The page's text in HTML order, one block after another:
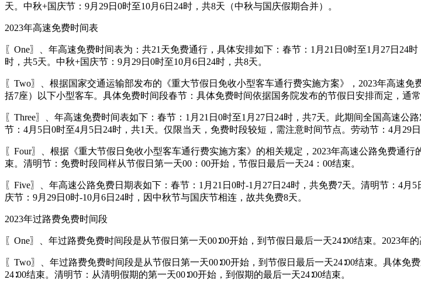
天。中秋+国庆节：9月29日0时至10月6日24时，共8天（中秋与国庆假期合并）。
2023年高速免费时间表
〖One〗、年高速免费时间表为：共21天免费通行，具体安排如下：春节：1月21日0时至1月27日24
时，共5天。中秋+国庆节：9月29日0时至10月6日24时，共8天。
〖Two〗、根据国家交通运输部发布的《重大节假日免收小型客车通行费实施方案》，2023年高速
括7座）以下小型客车。具体免费时间段春节：具体免费时间依据国务院发布的节假日安排而定，通常
〖Three〗、年高速免费时间表如下：春节：1月21日0时至1月27日24时，共7天。此期间全国高速
节：4月5日0时至4月5日24时，共1天。仅限当天，免费时段较短，需注意时间节点。劳动节：4月29日
〖Four〗、根据《重大节假日免收小型客车通行费实施方案》的相关规定，2023年高速公路免费通
束。清明节：免费时段同样从节假日第一天00：00开始，节假日最后一天24：00结束。
〖Five〗、年高速公路免费日期表如下：春节：1月21日0时-1月27日24时，共免费7天。清明节：4
庆节：9月29日0时-10月6日24时，因中秋节与国庆节相连，故共免费8天。
2023年过路费免费时间段
〖One〗、年过路费免费时间段是从节假日第一天00∶00开始，到节假日最后一天24∶00结束。2023
〖Two〗、年过路费免费时间段是从节假日第一天00∶00开始，到节假日最后一天24∶00结束。具体
24∶00结束。清明节：从清明假期的第一天00∶00开始，到假期的最后一天24∶00结束。